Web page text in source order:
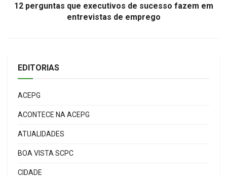
12 perguntas que executivos de sucesso fazem em
entrevistas de emprego
EDITORIAS
ACEPG
ACONTECE NA ACEPG
ATUALIDADES
BOA VISTA SCPC
CIDADE